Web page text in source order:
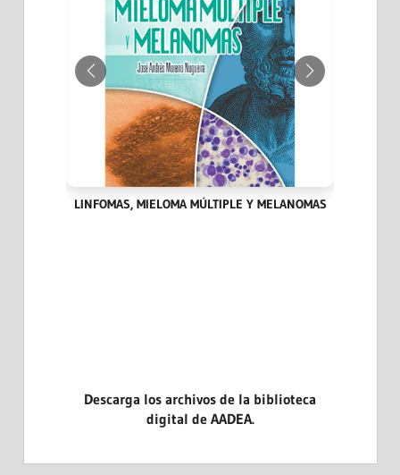
LINFOMAS, MIELOMA MÚLTIPLE Y MELANOMAS
Descarga los archivos de la biblioteca
digital de AADEA.